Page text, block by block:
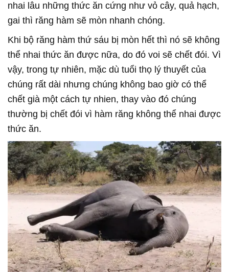
nhai lâu những thức ăn cứng như vỏ cây, quả hạch,
gai thì răng hàm sẽ mòn nhanh chóng.
Khi bộ răng hàm thứ sáu bị mòn hết thì nó sẽ không
thể nhai thức ăn được nữa, do đó voi sẽ chết đói. Vì
vậy, trong tự nhiên, mặc dù tuổi thọ lý thuyết của
chúng rất dài nhưng chúng không bao giờ có thể
chết già một cách tự nhien, thay vào đó chúng
thường bị chết đói vì hàm răng không thể nhai được
thức ăn.